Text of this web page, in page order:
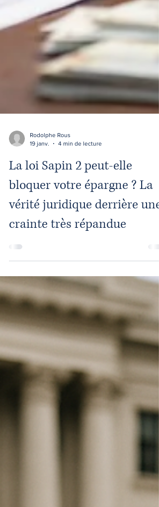
Rodolphe Rous
La loi Sapin 2 peut-elle
bloquer votre épargne ? La
vérité juridique derrière une